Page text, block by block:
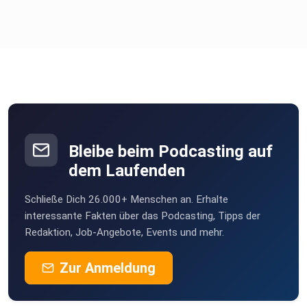
UNSER MERCH:
Ini trägt den neuen "Skater Boy" Hoodie! Hol ihn dir auf:
www.wirredendiewelt.de
Bleibe beim Podcasting auf
dem Laufenden
Schließe Dich 26.000+ Menschen an. Erhalte
interessante Fakten über das Podcasting, Tipps der
Redaktion, Job-Angebote, Events und mehr.
Zur Anmeldung